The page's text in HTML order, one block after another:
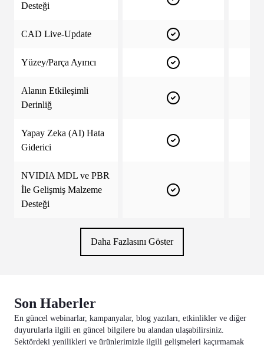
Desteği
CAD Live-Update
Yüzey/Parça Ayırıcı
Alanın Etkileşimli
Derinliğ
Yapay Zeka (AI) Hata
Giderici
NVIDIA MDL ve PBR
İle Gelişmiş Malzeme
Desteği
Daha Fazlasını Göster
Son Haberler
En güncel webinarlar, kampanyalar, blog yazıları, etkinlikler ve diğer
duyurularla ilgili en güncel bilgilere bu alandan ulaşabilirsiniz.
Sektördeki yenilikleri ve ürünlerimizle ilgili gelişmeleri kaçırmamak